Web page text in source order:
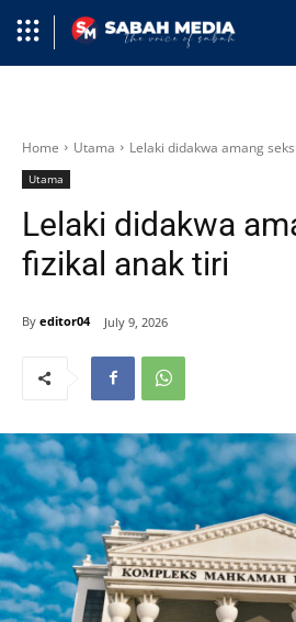
Home Utama Lelaki didakwa amang
Utama
Lelaki didakwa
fizikal anak tiri
By editor04 July 9, 2026